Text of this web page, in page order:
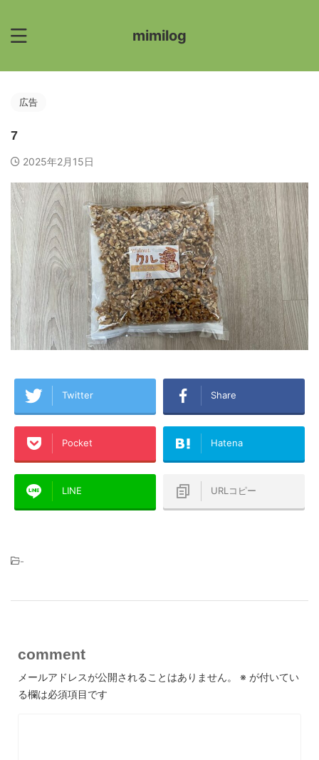
mimilog
広告
7
2025年2月15日
Twitter Share
Pocket Hatena
LINE URLコピー
-
comment
メールアドレスが公開されることはありません。 ※ が付いてい
る欄は必須項目です